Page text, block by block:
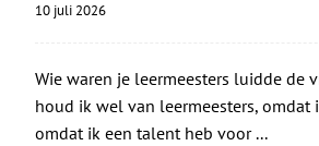
10 juli 2026
Wie waren je leermeesters luidde de
houd ik wel van leermeesters, omdat
omdat ik een talent heb voor ...